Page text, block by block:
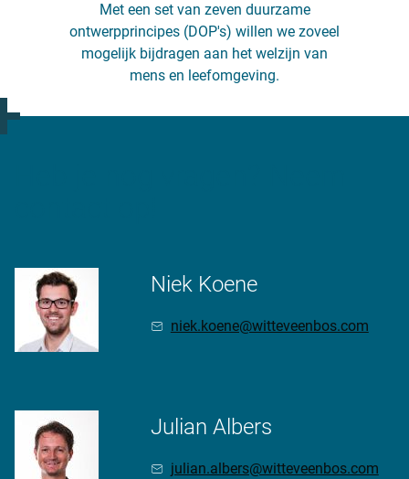
Met een set van zeven duurzame
ontwerpprincipes (DOP's) willen we zoveel
mogelijk bijdragen aan het welzijn van
mens en leefomgeving.
Niek Koene
niek.koene@witteveenbos.com
Julian Albers
julian.albers@witteveenbos.com